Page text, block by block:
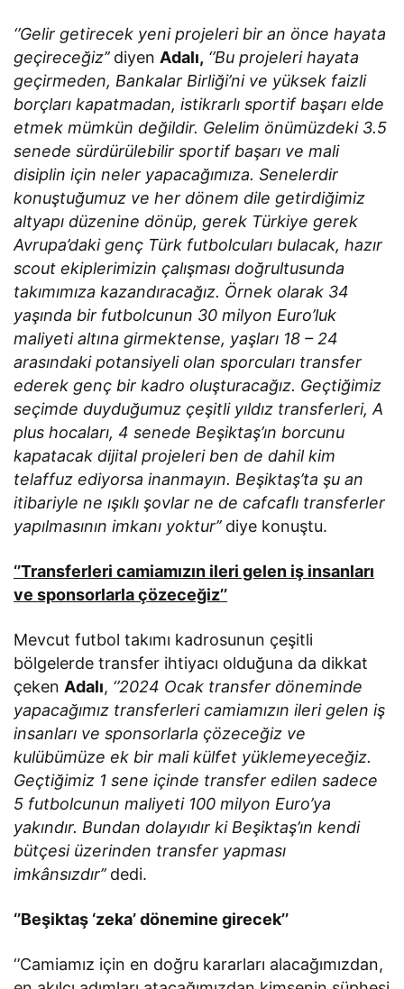
‘’Gelir getirecek yeni projeleri bir an önce hayata
geçireceğiz’’diyen Adalı, ‘’Bu projeleri hayata
geçirmeden, Bankalar Birliği’ni ve yüksek faizli
borçları kapatmadan, istikrarlı sportif başarı elde
etmek mümkün değildir. Gelelim önümüzdeki 3.5
senede sürdürülebilir sportif başarı ve mali
disiplin için neler yapacağımıza. Senelerdir
konuştuğumuz ve her dönem dile getirdiğimiz
altyapı düzenine dönüp, gerek Türkiye gerek
Avrupa’daki genç Türk futbolcuları bulacak, hazır
scout ekiplerimizin çalışması doğrultusunda
takımımıza kazandıracağız. Örnek olarak 34
yaşında bir futbolcunun 30 milyon Euro’luk
maliyeti altına girmektense, yaşları 18 – 24
arasındaki potansiyeli olan sporcuları transfer
ederek genç bir kadro oluşturacağız. Geçtiğimiz
seçimde duyduğumuz çeşitli yıldız transferleri, A
plus hocaları, 4 senede Beşiktaş’ın borcunu
kapatacak dijital projeleri ben de dahil kim
telaffuz ediyorsa inanmayın. Beşiktaş’ta şu an
itibariyle ne ışıklı şovlar ne de cafcaflı transferler
yapılmasının imkanı yoktur’’diye konuştu.
‘’Transferleri camiamızın ileri gelen iş insanları
ve sponsorlarla çözeceğiz’’
Mevcut futbol takımı kadrosunun çeşitli
bölgelerde transfer ihtiyacı olduğuna da dikkat
çeken Adalı, ‘’2024 Ocak transfer döneminde
yapacağımız transferleri camiamızın ileri gelen iş
insanları ve sponsorlarla çözeceğiz ve
kulübümüze ek bir mali külfet yüklemeyeceğiz.
Geçtiğimiz 1 sene içinde transfer edilen sadece
5 futbolcunun maliyeti 100 milyon Euro’ya
yakındır. Bundan dolayıdır ki Beşiktaş’ın kendi
bütçesi üzerinden transfer yapması
imkânsızdır’’dedi.
‘’Beşiktaş ‘zeka’ dönemine girecek’’
‘’Camiamız için en doğru kararları alacağımızdan,